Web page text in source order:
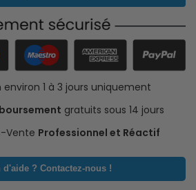
environ 1 à 3 jours uniquement
gratuits sous 14 jours
Vente Professionnel et Réactif
d'aide ? Contactez-nous !